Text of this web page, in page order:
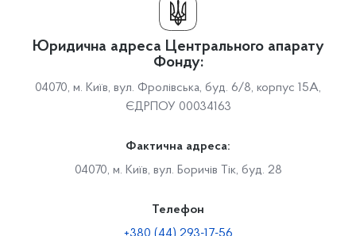
Юридична адреса Центрального апарату
Фонду:
04070, м. Київ, вул. Фролівська, буд. 6/8, корпус 15А,
ЄДРПОУ 00034163
Фактична адреса:
04070, м. Київ, вул. Боричів Тік, буд. 28
Телефон